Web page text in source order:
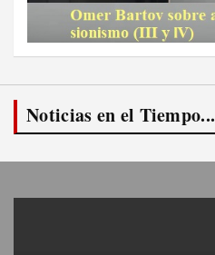
Noticias en el Tiempo...